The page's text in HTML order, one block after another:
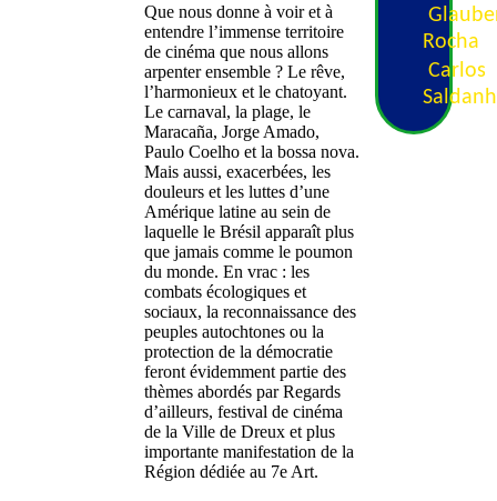
Que nous donne à voir et à
entendre l’immense territoire
de cinéma que nous allons
arpenter ensemble ? Le rêve,
l’harmonieux et le chatoyant.
Le carnaval, la plage, le
Maracaña, Jorge Amado,
Paulo Coelho et la bossa nova.
Mais aussi, exacerbées, les
douleurs et les luttes d’une
Amérique latine au sein de
laquelle le Brésil apparaît plus
que jamais comme le poumon
du monde. En vrac : les
combats écologiques et
sociaux, la reconnaissance des
peuples autochtones ou la
protection de la démocratie
feront évidemment partie des
thèmes abordés par Regards
d’ailleurs, festival de cinéma
de la Ville de Dreux et plus
importante manifestation de la
Région dédiée au 7e Art.
Rocha
Carlos